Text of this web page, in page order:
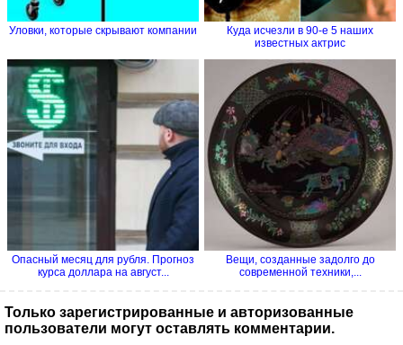
Уловки, которые скрывают компании
Куда исчезли в 90-е 5 наших
известных актрис
Опасный месяц для рубля. Прогноз
курса доллара на август...
Вещи, созданные задолго до
современной техники,...
Только зарегистрированные и авторизованные
пользователи могут оставлять комментарии.